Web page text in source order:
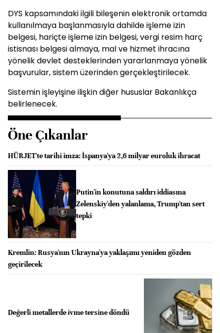
DYS kapsamındaki ilgili bileşenin elektronik ortamda
kullanılmaya başlanmasıyla dahilde işleme izin
belgesi, hariçte işleme izin belgesi, vergi resim harç
istisnası belgesi almaya, mal ve hizmet ihracına
yönelik devlet desteklerinden yararlanmaya yönelik
başvurular, sistem üzerinden gerçekleştirilecek.
Sistemin işleyişine ilişkin diğer hususlar Bakanlıkça
belirlenecek.
Öne Çıkanlar
HÜRJET'te tarihi imza: İspanya'ya 2,6 milyar euroluk ihracat
Putin'in konutuna saldırı iddiasına
Zelenskiy'den yalanlama, Trump'tan sert
tepki
Kremlin: Rusya'nın Ukrayna'ya yaklaşımı yeniden gözden
geçirilecek
Değerli metallerde ivme tersine döndü